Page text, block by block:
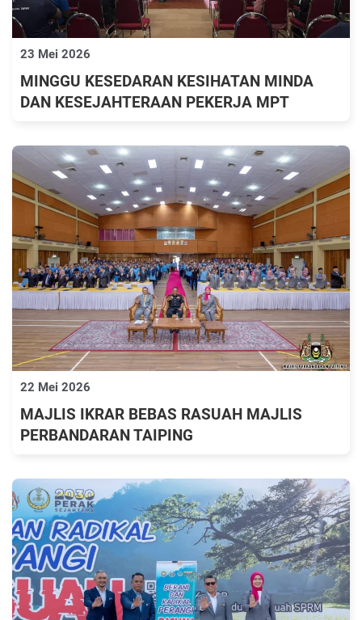
23 Mei 2026
MINGGU KESEDARAN KESIHATAN MINDA
DAN KESEJAHTERAAN PEKERJA MPT
22 Mei 2026
MAJLIS IKRAR BEBAS RASUAH MAJLIS
PERBANDARAN TAIPING